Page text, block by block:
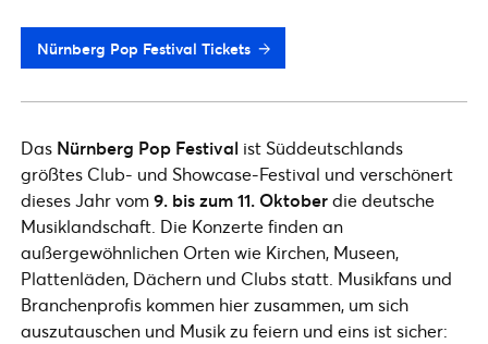
Nürnberg Pop Festival Tickets
Das Nürnberg Pop Festival ist Süddeutschlands
größtes Club- und Showcase-Festival und verschönert
dieses Jahr vom9. bis zum 11. Oktoberdie deutsche
Musiklandschaft. Die Konzerte finden an
außergewöhnlichen Orten wie Kirchen, Museen,
Plattenläden, Dächern und Clubs statt. Musikfans und
Branchenprofis kommen hier zusammen, um sich
auszutauschen und Musik zu feiern und eins ist sicher: